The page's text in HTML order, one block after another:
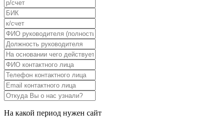
На какой период нужен сайт